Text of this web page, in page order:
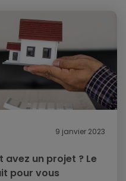
9 janvier 2023
un projet ? Le
pour vous